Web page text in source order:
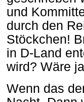
und
durch den
Stöckchen!
in D-Land
wird? Wäre
Wenn das